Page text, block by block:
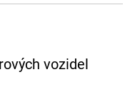
vozidel